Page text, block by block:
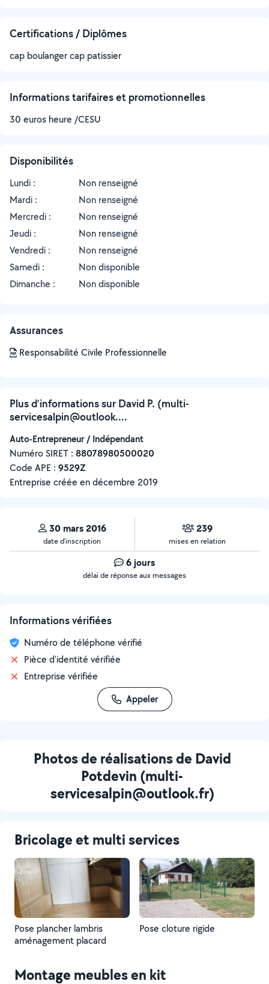
Certifications / Diplômes
cap boulanger cap patissier
Informations tarifaires et promotionnelles
30 euros heure /CESU
Disponibilités
Lundi :
Non renseigné
Mardi :
Non renseigné
Mercredi :
Non renseigné
Jeudi :
Non renseigné
Vendredi :
Non renseigné
Samedi :
Non disponible
Dimanche :
Non disponible
Assurances
Responsabilité Civile Professionnelle
Plus d’informations sur David P. (multi-
servicesalpin@outlook....
Auto-Entrepreneur / Indépendant
Numéro SIRET : ‍88078980500020
Code APE : 9529Z
Entreprise créée endécembre 2019
30 mars 2016
date d’inscription
239
mises en relation
6 jours
délai de réponse aux messages
Informations vérifiées
Numéro de téléphone vérifié
Pièce d'identité vérifiée
Entreprise vérifiée
Appeler
Photos de réalisations de David
Potdevin (multi-
servicesalpin@outlook.fr)
Bricolage et multi services
Pose plancher lambris
aménagement placard
Pose cloture rigide
Montage meubles en kit